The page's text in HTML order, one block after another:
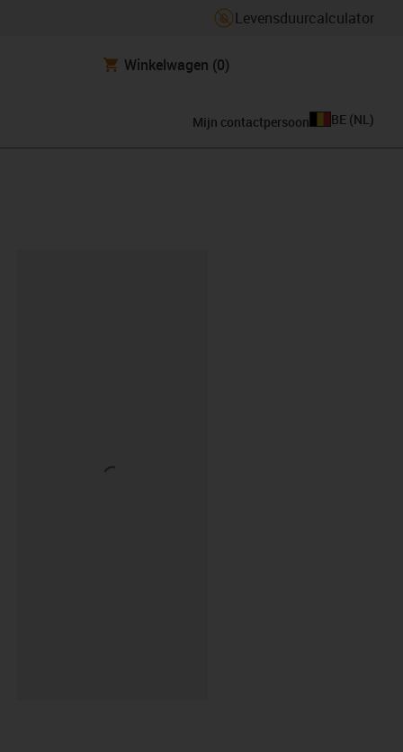
Levensduurcalculator
Winkelwagen (0)
Mijn contactpersoon BE (NL )